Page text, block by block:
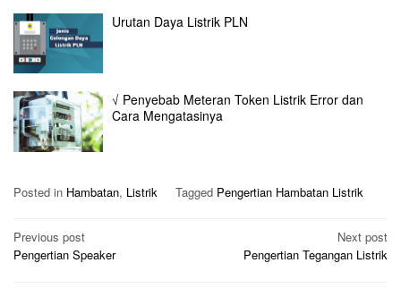
Urutan Daya Listrik PLN
√ Penyebab Meteran Token Listrik Error dan
Cara Mengatasinya
Posted in Hambatan, Listrik Tagged Pengertian Hambatan Listrik
Post
navigation
Previous post
Pengertian Speaker
Next post
Pengertian Tegangan Listrik